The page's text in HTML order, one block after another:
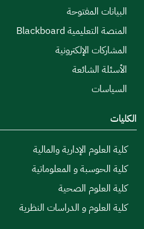
البيانات المفتوحة
المنصة التعليمية Blackboard
المشاركات الإلكترونية
الأسئلة الشائعة
السياسات
الكليات
كلية العلوم الإدارية والمالية
كلية الحوسبة و المعلوماتية
كلية العلوم الصحية
كلية العلوم و الدراسات النظرية